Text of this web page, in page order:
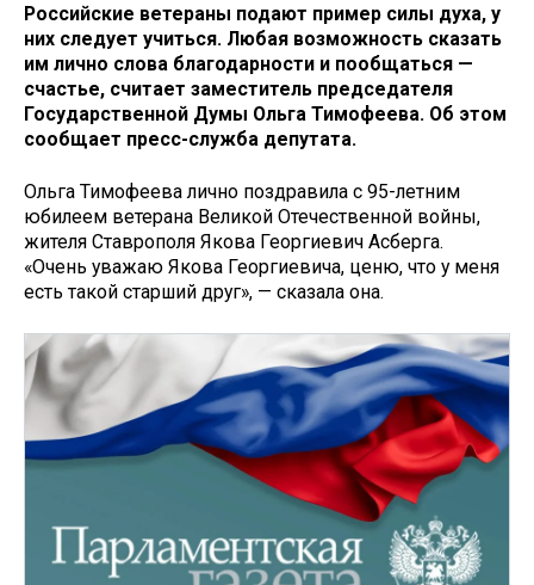
Российские ветераны подают пример силы духа, у
них следует учиться. Любая возможность сказать
им лично слова благодарности и пообщаться —
счастье, считает заместитель председателя
Государственной Думы Ольга Тимофеева. Об этом
сообщает пресс-служба депутата.
Ольга Тимофеева лично поздравила с 95-летним
юбилеем ветерана Великой Отечественной войны,
жителя Ставрополя Якова Георгиевич Асберга.
«Очень уважаю Якова Георгиевича, ценю, что у меня
есть такой старший друг», — сказала она.